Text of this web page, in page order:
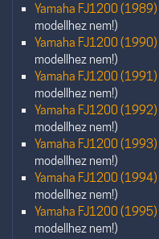
Yamaha FJ1200 (1989)
modellhez nem!)
Yamaha FJ1200 (1990)
modellhez nem!)
Yamaha FJ1200 (1991)
modellhez nem!)
Yamaha FJ1200 (1992)
modellhez nem!)
Yamaha FJ1200 (1993)
modellhez nem!)
Yamaha FJ1200 (1994)
modellhez nem!)
Yamaha FJ1200 (1995)
modellhez nem!)